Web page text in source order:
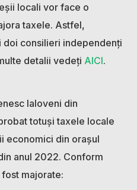
locali vor face o
taxele. Astfel,
doi consilieri independenți
detalii vedeți AICI.
Ialoveni din
totuși taxele locale
economici din orașul
anul 2022. Conform
majorate: